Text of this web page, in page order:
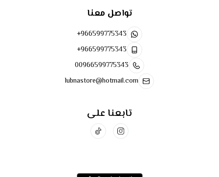
تواصل معنا
+966599775343
+966599775343
00966599775343
lubnastore@hotmail.com
تابعنا على